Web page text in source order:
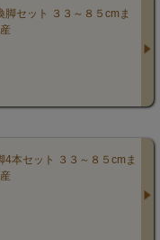
セット ３３～８５cmま
本セット ３３～８５cmま